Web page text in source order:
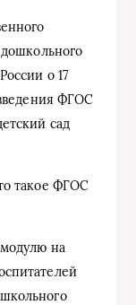
о 17
ФГОС
сад
такое ФГОС
на